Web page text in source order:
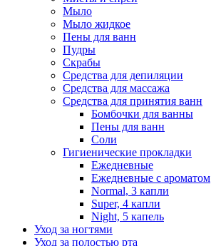
Мыло
Мыло жидкое
Пены для ванн
Пудры
Скрабы
Средства для депиляции
Средства для массажа
Средства для принятия ванн
Бомбочки для ванны
Пены для ванн
Соли
Гигиенические прокладки
Ежедневные
Ежедневные с ароматом
Normal, 3 капли
Super, 4 капли
Night, 5 капель
Уход за ногтями
Уход за полостью рта